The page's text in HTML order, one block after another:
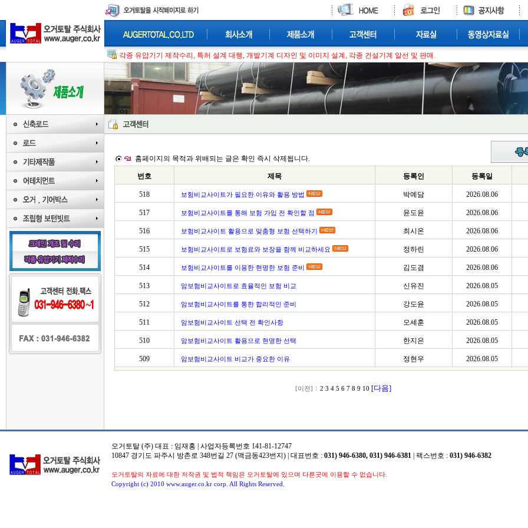
각종 유압기기 제작수리, 특허 설계 대행, 개발기계 디자인 및 이미지 설계, 각종 건설기계 알선 및 판매.
홈페이지의 목적과 위배되는 글은 확인 즉시 삭제됩니다.
번호 제목 등록인 등록일
518 보험비교사이트가 필요한 이유와 활용 방법 박예담 2026.08.06
517 보험비교사이트를 통해 보험 가입 전 확인할 점 윤도윤 2026.08.06
516 보험비교사이트 활용으로 맞춤형 보험 선택하기 최시온 2026.08.06
515 보험비교사이트로 보험료와 보장을 함께 비교하세요 정하린 2026.08.06
514 보험비교사이트를 이용한 현명한 보험 준비 김도겸 2026.08.06
513 암보험비교사이트로 효율적인 보험 비교 신유진 2026.08.05
512 암보험비교사이트를 통한 합리적인 준비 강도윤 2026.08.05
511 암보험비교사이트 선택 전 확인사항 오세훈 2026.08.05
510 암보험비교사이트 활용으로 현명한 선택 한지은 2026.08.05
509 암보험비교사이트 비교가 중요한 이유 정현우 2026.08.05
[이전] 1 2 3 4 5 6 7 8 9 10 [다음]
오거토탈 (주) 대표 : 임재홍 | 사업자등록번호 141-81-12747
10847 경기도 파주시 방촌로 348번길 27 (맥금동423번지) | 대표번호 : 031) 946-6380, 031) 946-6381 | 팩스번호 : 031) 946-6382
오거토탈의 자료에 대한 저작권 및 법적 책임은 오거토탈에 있으며 다른곳에 이용할 수 없습니다.
Copyright (c) 2010 www.auger.co.kr corp. All Rights Reserved.